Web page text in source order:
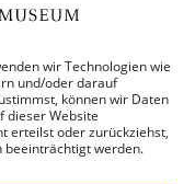
wir Technologien wie
und/oder darauf
können wir Daten
dieser Website
erteilst oder zurückziehst,
beeinträchtigt werden.